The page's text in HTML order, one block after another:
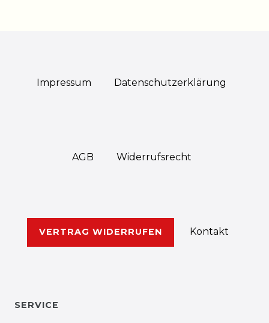
Impressum Daten­schutz­erklärung
AGB Widerrufs­recht
VERTRAG WIDERRUFEN Kontakt
SERVICE